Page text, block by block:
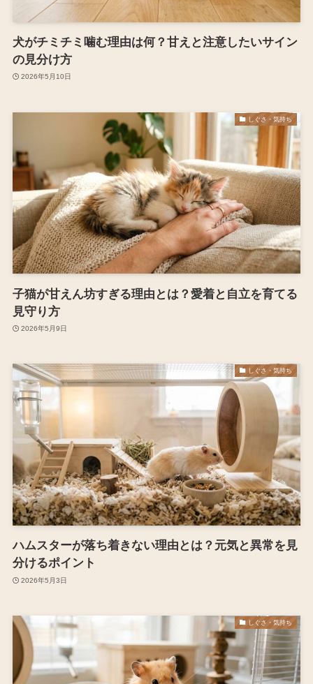
犬がチミチミ噛む理由は何？甘えと注意したいサイン
の見分け方
2026年5月10日
しぐさ・気持ち
子猫が甘えん坊すぎる理由とは？愛着と自立を育てる
見守り方
2026年5月9日
しぐさ・気持ち
ハムスターが落ち着きない理由とは？元気と異常を見
分けるポイント
2026年5月3日
しぐさ・気持ち